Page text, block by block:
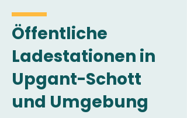
Öffentliche
Ladestationen in
Upgant-Schott
und Umgebung